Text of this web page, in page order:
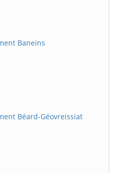
Baneins
Béard-Géovreissiat